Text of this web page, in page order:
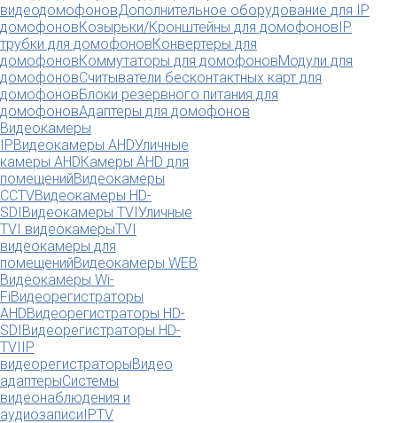
видеодомофоновДополнительное оборудование для IP
домофоновКозырьки/Кронштейны для домофоновIP
трубки для домофоновКонвертеры для
домофоновКоммутаторы для домофоновМодули для
домофоновСчитыватели бесконтактных карт для
домофоновБлоки резервного питания для
домофоновАдаптеры для домофонов
Видеокамеры
IPВидеокамеры AHDУличные
камеры AHDКамеры AHD для
помещенийВидеокамеры
CCTVВидеокамеры HD-
SDIВидеокамеры TVIУличные
TVI видеокамерыTVI
видеокамеры для
помещенийВидеокамеры WEB
Видеокамеры Wi-
FiВидеорегистраторы
AHDВидеорегистраторы HD-
SDIВидеорегистраторы HD-
TVI IP
видеорегистраторыВидео
адаптерыСистемы
видеонаблюдения и
аудиозаписиIPTV